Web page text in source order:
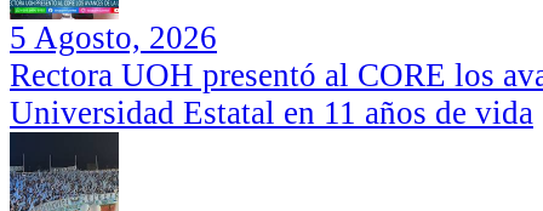
5 Agosto, 2026
Rectora UOH presentó al CORE los
Universidad Estatal en 11 años de vida